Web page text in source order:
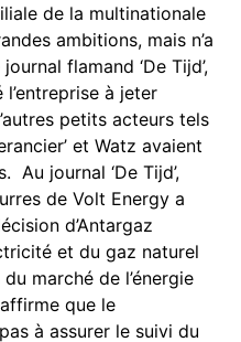
de la multinationale
ambitions, mais n’a
flamand ‘De Tijd’,
à jeter
petits acteurs tels
et Watz avaient
Au journal ‘De Tijd’,
de Volt Energy a
d’Antargaz
et du gaz naturel
marché de l’énergie
que le
à assurer le suivi du